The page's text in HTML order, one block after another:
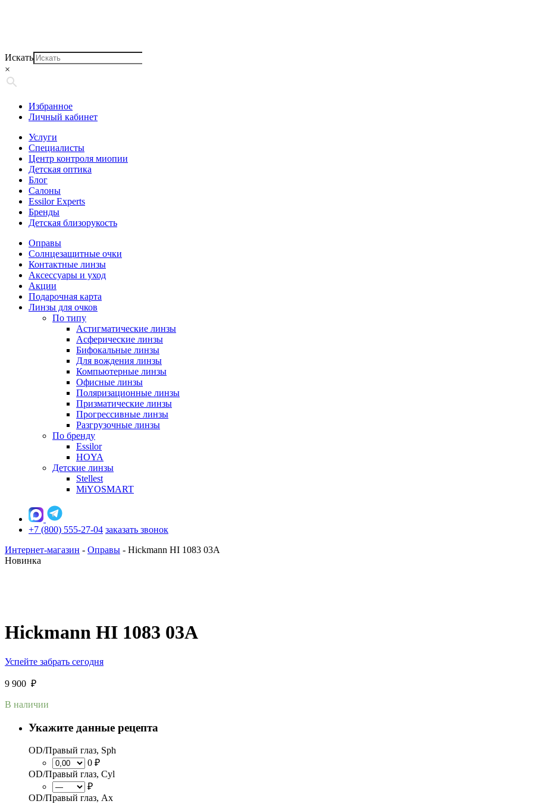
Искать
×
Избранное
Личный кабинет
Услуги
Специалисты
Центр контроля миопии
Детская оптика
Блог
Салоны
Essilor Experts
Бренды
Детская близорукость
Оправы
Солнцезащитные очки
Контактные линзы
Аксессуары и уход
Акции
Подарочная карта
Линзы для очков
По типу
Астигматические линзы
Асферические линзы
Бифокальные линзы
Для вождения линзы
Компьютерные линзы
Офисные линзы
Поляризационные линзы
Призматические линзы
Прогрессивные линзы
Разгрузочные линзы
По бренду
Essilor
HOYA
Детские линзы
Stellest
MiYOSMART
+7 (800) 555-27-04 заказать звонок
Интернет-магазин - Оправы - Hickmann HI 1083 03A
Новинка
Hickmann HI 1083 03A
Успейте забрать сегодня
9 900 ₽
В наличии
Укажите данные рецепта
OD/Правый глаз, Sph
0 ₽
OD/Правый глаз, Cyl
₽
OD/Правый глаз, Ax